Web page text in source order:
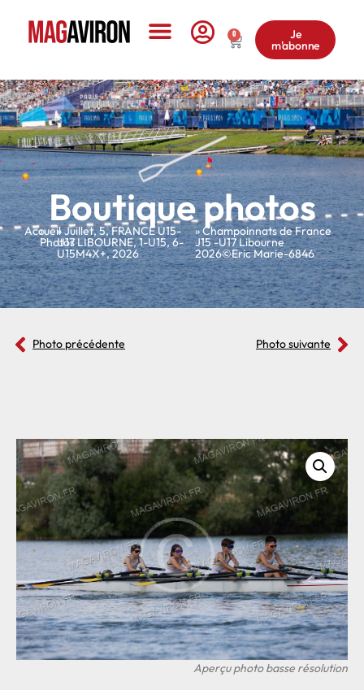
0 Je
m'abonne
Boutique photos
Accueil
»
Photos
»Juillet,5,FRANCE U15-
U17 LIBOURNE,1-U15,6-
U15M4X+,2026
» Champoinnats de France
J15 -U17 Libourne
2026©Eric Marie-6846
Photo précédente Photo suivante